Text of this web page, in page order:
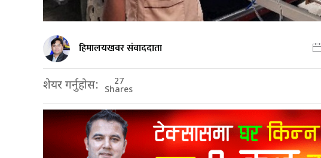
हिमालयखवर संवाददाता
शेयर गर्नुहोस: 27
Shares